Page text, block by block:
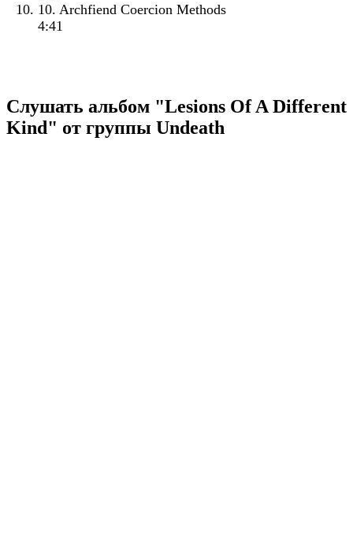
10. Archfiend Coercion Methods
4:41
Слушать альбом "Lesions Of A Different
Kind" от группы Undeath